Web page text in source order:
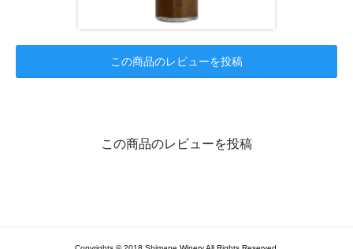
この商品のレビューを投稿
この商品のレビューを投稿